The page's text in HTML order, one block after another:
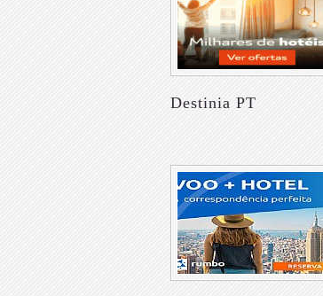
Destinia PT